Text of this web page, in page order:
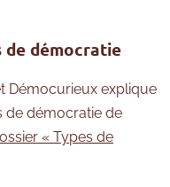
de démocratie
Démocurieux explique
de démocratie de
« Types de